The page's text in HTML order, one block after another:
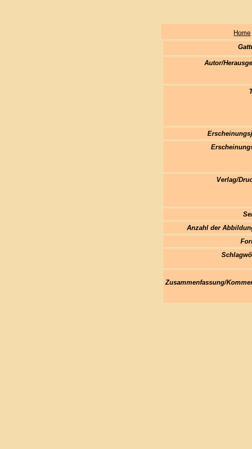
Home
Autor/
Verlag/
Anzahl der
Zusammenfassung/